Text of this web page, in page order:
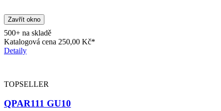
Zavřít okno
500+ na skladě
Katalogová cena 250,00 Kč*
Detaily
TOPSELLER
QPAR111 GU10